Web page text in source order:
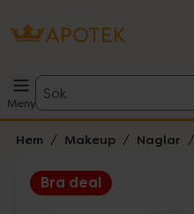
Meny
Sök
Hem Makeup Naglar
Bra deal